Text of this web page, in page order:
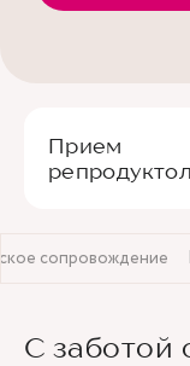
Прием
сопровождение
С заботой